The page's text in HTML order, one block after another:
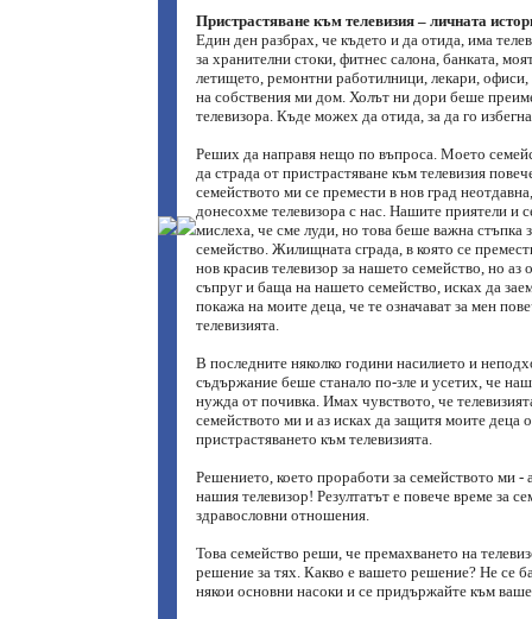
Пристрастяване към телевизия – личната
Един ден разбрах, че където и да отида, има
за хранителни стоки, фитнес салона, банката,
летището, ремонтни работилници, лекари, офиси,
на собствения ми дом. Холът ни дори беше
телевизора. Къде можех да отида, за да го
Реших да направя нещо по въпроса. Моето
да страда от пристрастяване към телевизия
семейството ми се премести в нов град
донесохме телевизора с нас. Нашите приятели и
мислеха, че сме луди, но това беше важна стъпка
семейство. Жилищната сграда, в която се
нов красив телевизор за нашето семейство, но аз
съпруг и баща на нашето семейство, исках да
покажа на моите деца, че те означават за мен
телевизията.
В последните няколко години насилието и
съдържание беше станало по-зле и усетих, че
нужда от почивка. Имах чувството, че
семейството ми и аз исках да защитя моите деца
пристрастяването към телевизията.
Решението, което проработи за семейството ми -
нашия телевизор! Резултатът е повече време за
здравословни отношения.
Това семейство реши, че премахването на
решение за тях. Какво е вашето решение? Не се
някои основни насоки и се придържайте към